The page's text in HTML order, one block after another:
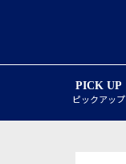
PICK UP
ピックアップ